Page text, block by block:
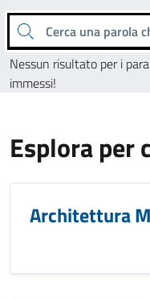
Cerca una parola chiave
Nessun risultato per i
immessi!
Esplora per
Architettura